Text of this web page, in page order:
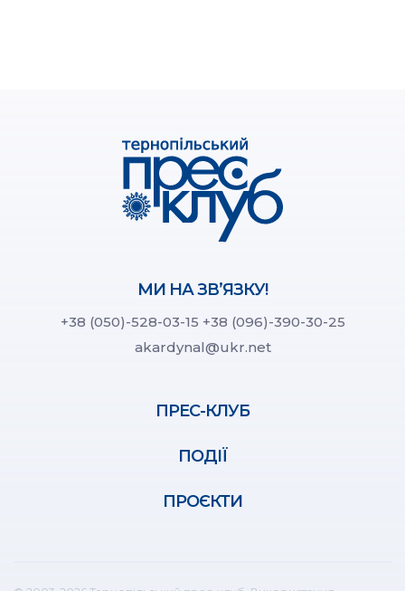
МИ НА ЗВ’ЯЗКУ!
+38 (050)-528-03-15 +38 (096)-390-30-25
akardynal@ukr.net
ПРЕС-КЛУБ
ПОДІЇ
ПРОЄКТИ